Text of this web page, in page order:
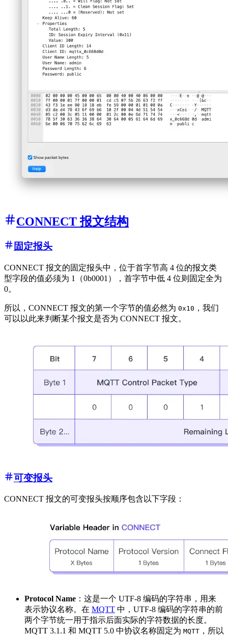
CONNECT 报文结构
固定报头
CONNECT 报文的固定报头中，位于首字节高 4 位的报文类
型字段的值必须为 1（0b0001），首字节中低 4 位则固定全为
0。
所以，CONNECT 报文的第一个字节的值必然为 0x10 ，我们
可以以此来判断某个报文是否为 CONNECT 报文。
可变报头
CONNECT 报文的可变报头按顺序包含以下字段：
Protocol Name ：这是一个 UTF-8 编码的字符串，用来
表示协议名称。在 MQTT 中，UTF-8 编码的字符串的前
两个字节统一用于指示后面实际的字符数据的长度。
MQTT 3.1.1 和 MQTT 5.0 中协议名称固定为 MQTT ，所以